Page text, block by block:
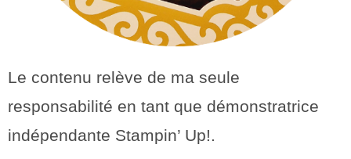
Le contenu relève de ma seule
responsabilité en tant que démonstratrice
indépendante Stampin’ Up!.